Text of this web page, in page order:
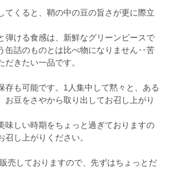
てくると、鞘の中の豆の旨さが更に際立
弾ける食感は、新鮮なグリーンピースで
缶詰のものとは比べ物になりません‥苦
きたい一品です。
存も可能です。1人集中して黙々と、ある
お豆をさやから取り出してお召し上がり
味しい時期をちょっと過ぎておりますの
し上がりください。
売しておりますので、先ずはちょっとだ